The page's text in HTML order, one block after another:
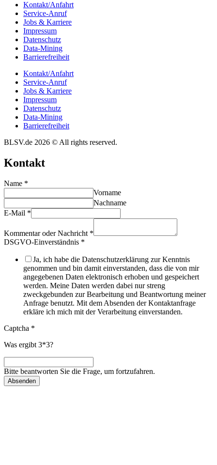
Kontakt/​​Anfahrt
Service-Anruf
Jobs & Karriere
Impres­sum
Daten­schutz
Data-Mining
Barrie­re­frei­heit
Kontakt/​​Anfahrt
Service-Anruf
Jobs & Karriere
Impres­sum
Daten­schutz
Data-Mining
Barrie­re­frei­heit
BLSV.de 2026 © All rights reserved.
Kontakt
Name *
Vorname
Nachname
E-Mail *
Kommentar oder Nachricht *
DSGVO-Einverständnis *
Ja, ich habe die Datenschutzerklärung zur Kenntnis
genommen und bin damit einverstanden, dass die von mir
angegebenen Daten elektronisch erhoben und gespeichert
werden. Meine Daten werden dabei nur streng
zweckgebunden zur Bearbeitung und Beantwortung meiner
Anfrage benutzt. Mit dem Absenden der Kontaktanfrage
erkläre ich mich mit der Verarbeitung einverstanden.
Captcha *
Was ergibt 3*3?
Bitte beantworten Sie die Frage, um fortzufahren.
Absenden